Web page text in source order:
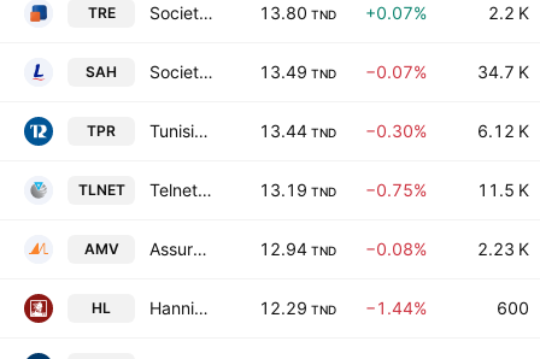
TRE Societe Tunisienne de Reassurance 13.80 TND +0.07% 2.2 K
SAH Societe d'Articles Hygieniques SA 13.49 TND −0.07% 34.7 K
TPR Tunisie Profiles Aluminium 13.44 TND −0.30% 6.12 K
TLNET Telnet Holding SA 13.19 TND −0.75% 11.5 K
AMV Assurances Maghrebia Vie 12.94 TND −0.08% 2.23 K
HL Hannibal Lease SA 12.29 TND −1.44% 600